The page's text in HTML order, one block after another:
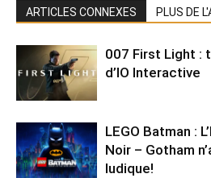
ARTICLES CONNEXES PLUS DE
007 First Light :
d’IO Interactive
LEGO Batman :
Noir – Gotham
ludique!